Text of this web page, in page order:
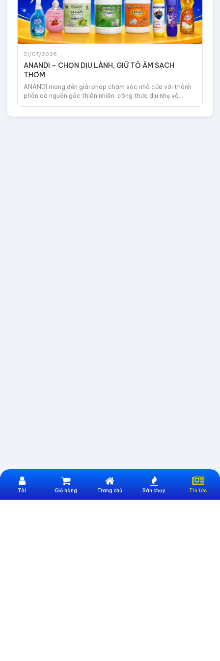
31/07/2026
ANANDI – CHỌN DỊU LÀNH, GIỮ TỔ ẤM SẠCH
THƠM
ANANDI mang đến giải pháp chăm sóc nhà cửa với thành
phần có nguồn gốc thiên nhiên, công thức dịu nhẹ và
hương thơm thanh mát. Trọn bộ sản phẩm hiện đã có mặt
Tôi Giỏ hàng Trang chủ Bán chạy Tin tức